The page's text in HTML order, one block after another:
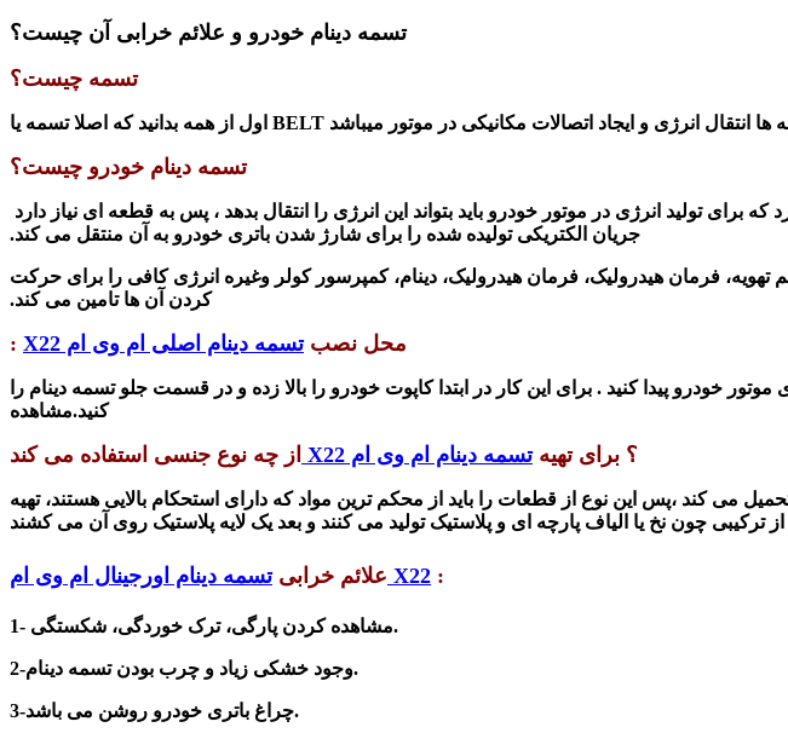
تسمه دینام خودرو و علائم خرابی آن چیست؟
تسمه چیست؟
تسمه دینام خودرو چیست؟
برای تولید انرژی در موتور خودرو باید بتواند این انرژی را انتقال بدهد ، پس به قطعه ای نیاز دارد
جریان الکتریکی تولیده شده را برای شارژ شدن باتری خودرو به آن منتقل می کند.
فرمان هیدرولیک، فرمان هیدرولیک، دینام، کمپرسور کولر وغیره انرژی کافی را برای حرکت
کردن آن ها تامین می کند.
محل نصبتسمه دینام اصلی ام وی ام X22 :
خودرو پیدا کنید . برای این کار در ابتدا کاپوت خودرو را بالا زده و در قسمت جلو تسمه دینام را
مشاهدهکنید.
برای تهیهتسمه دینام ام وی ام X22 از چه نوع جنسی استفاده می کند ؟
می کند ،پس این نوع از قطعات را باید از محکم ترین مواد که دارای استحکام بالایی هستند، تهیه
علائم خرابی تسمه دینام اورجینال ام وی ام X22 :
1- مشاهده کردن پارگی، ترک خوردگی، شکستگی.
2-وجود خشکی زیاد و چرب بودن تسمه دینام.
3-چراغ باتری خودرو روشن می باشد.